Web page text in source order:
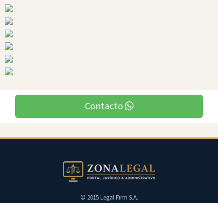
Contacto
© 2015 Legal Firm S.A.